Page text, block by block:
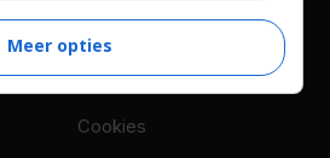
Privacy
Cookies
Meer opties